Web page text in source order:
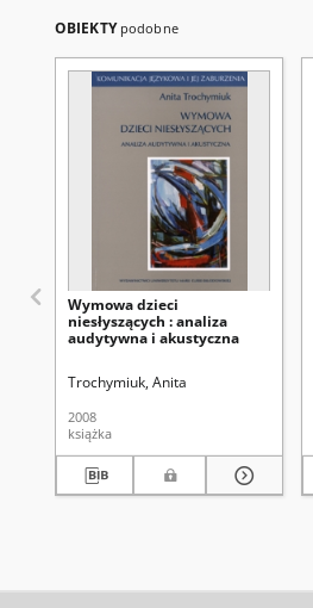
OBIEKTY podobne
Wymowa dzieci
niesłyszących : analiza
audytywna i akustyczna
Trochymiuk, Anita
2008
książka